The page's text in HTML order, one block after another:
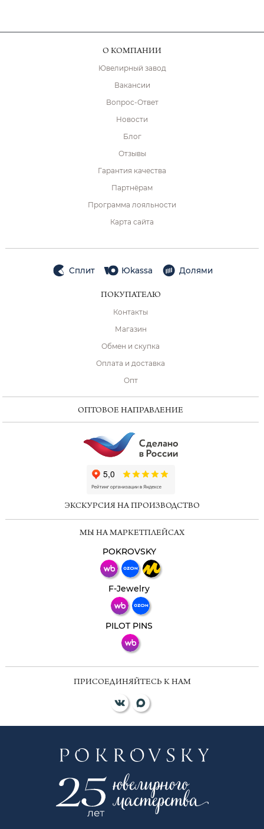
О КОМПАНИИ
Ювелирный завод
Вакансии
Вопрос-Ответ
Новости
Блог
Отзывы
Гарантия качества
Партнёрам
Программа лояльности
Карта сайта
Сплит Юkassa Долями
ПОКУПАТЕЛЮ
Контакты
Магазин
Обмен и скупка
Оплата и доставка
Опт
ОПТОВОЕ НАПРАВЛЕНИЕ
ЭКСКУРСИЯ НА ПРОИЗВОДСТВО
МЫ НА МАРКЕТПЛЕЙСАХ
POKROVSKY
F-Jewelry
PILOT PINS
ПРИСОЕДИНЯЙТЕСЬ К НАМ